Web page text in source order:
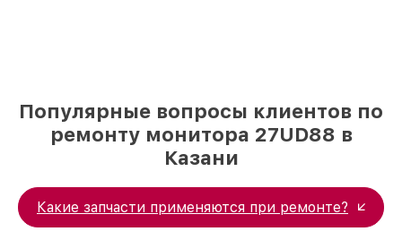
Популярные вопросы клиентов по
ремонту монитора 27UD88 в
Казани
Какие запчасти применяются при ремонте?